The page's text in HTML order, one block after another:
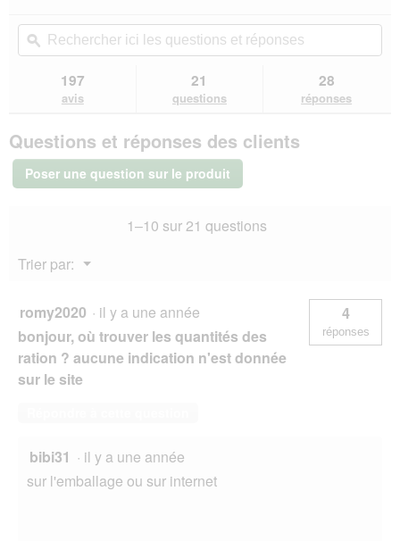
5
les
sur
Prescription
Diet
Weight
Management
kg
vous
redirigera
vers
avis.
Rechercher
ici
les
questions
réponses
ϙ
197
avis
21
questions
28
réponses
Questions et réponses des clients
Poser une question sur le produit
1–10 sur 21 questions
Trier par:
▼
Menu
romy2020 · il y a une année
bonjour, où trouver les quantités des
ration ? aucune indication n'est donnée
sur le site
4
réponses
bibi31 · il y a une année
sur l'emballage ou sur internet